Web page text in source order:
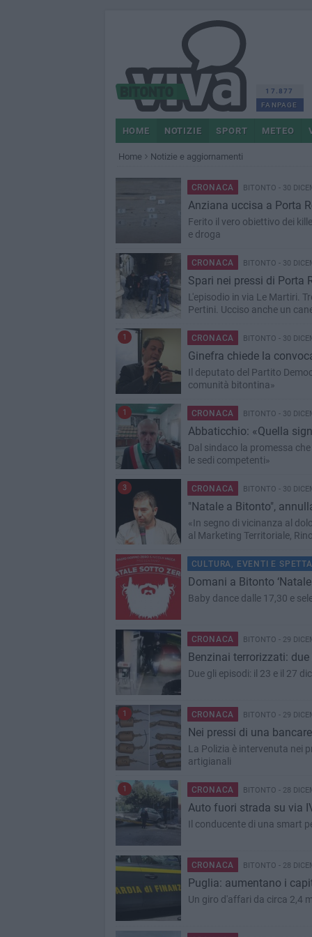
17.877
FANPAGE
HOME NOTIZIE SPORT METEO
Home Notizie e aggiornamenti
CRONACA BITONTO - 30
Anziana uccisa a Porta
Ferito il vero obiettivo dei
e droga
CRONACA BITONTO - 30
Spari nei pressi di Porta
L'episodio in via Le Martiri.
Pertini. Ucciso anche un
1 CRONACA BITONTO - 30
Ginefra chiede la
Il deputato del Partito
comunità bitontina»
1 CRONACA BITONTO - 30
Abbaticchio: «Quella
Dal sindaco la promessa
le sedi competenti»
3 CRONACA BITONTO - 30
"Natale a Bitonto",
«In segno di vicinanza al
al Marketing Territoriale,
CULTURA, EVENTI E
Domani a Bitonto
Baby dance dalle 17,30 e
CRONACA BITONTO - 29
Benzinai terrorizzati:
Due gli episodi: il 23 e il 27
1 CRONACA BITONTO - 29
Nei pressi di una
La Polizia è intervenuta nei
artigianali
1 CRONACA BITONTO - 28
Auto fuori strada su via
Il conducente di una smart
CRONACA BITONTO - 28
Puglia: aumentano i
Un giro d'affari da circa 2,4